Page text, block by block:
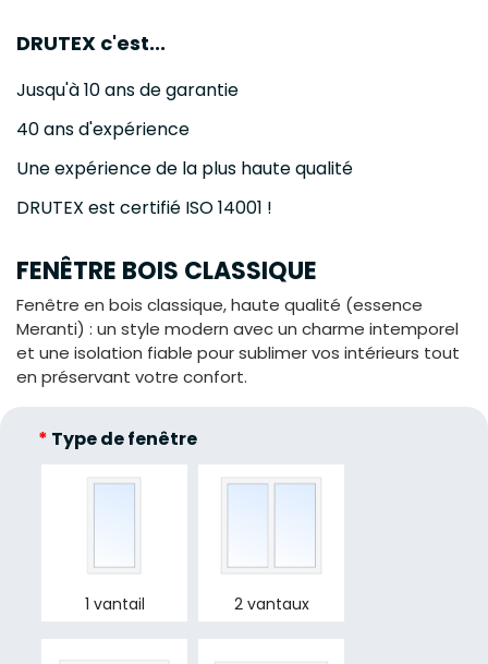
DRUTEX c'est...
Jusqu'à 10 ans de garantie
40 ans d'expérience
Une expérience de la plus haute qualité
DRUTEX est certifié ISO 14001 !
FENÊTRE BOIS CLASSIQUE
Fenêtre en bois classique, haute qualité (essence
Meranti) : un style modern avec un charme intemporel
et une isolation fiable pour sublimer vos intérieurs tout
en préservant votre confort.
* Type de fenêtre
1 vantail 2 vantaux